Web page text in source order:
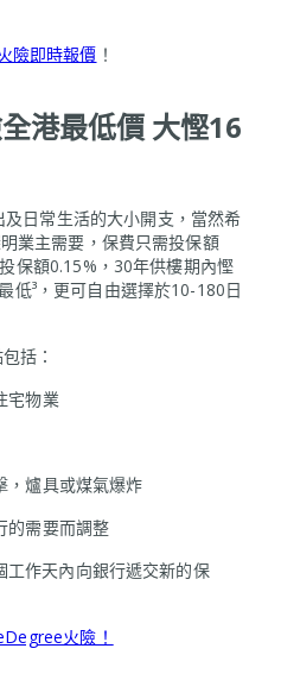
險即時報價 ！
港最低價 大慳16
日常生活的大小開支，當然希
業主需要，保費只需投保額
保額0.15%，30年供樓期內慳
低³，更可自由選擇於10-180日
括：
宅物業
，爐具或煤氣爆炸
的需要而調整
作天內向銀行遞交新的保
火險！